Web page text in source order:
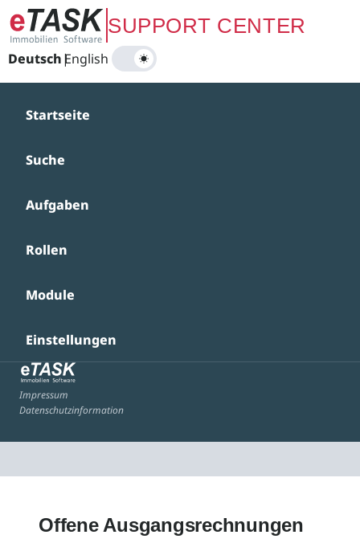
Zum Hauptinhalt springenSUPPORT CENTER
Deutsch|
English
Startseite
Suche
Aufgaben
Rollen
Module
Einstellungen
Impressum
Datenschutzinformation
Offene Ausgangsrechnungen